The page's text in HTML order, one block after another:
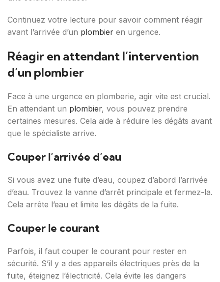
Continuez votre lecture pour savoir comment réagir
avant l’arrivée d’un plombier en urgence.
Réagir en attendant l’intervention
d’un plombier
Face à une urgence en plomberie, agir vite est crucial.
En attendant un plombier, vous pouvez prendre
certaines mesures. Cela aide à réduire les dégâts avant
que le spécialiste arrive.
Couper l’arrivée d’eau
Si vous avez une fuite d’eau, coupez d’abord l’arrivée
d’eau. Trouvez la vanne d’arrêt principale et fermez-la.
Cela arrête l’eau et limite les dégâts de la fuite.
Couper le courant
Parfois, il faut couper le courant pour rester en
sécurité. S’il y a des appareils électriques près de la
fuite, éteignez l’électricité. Cela évite les dangers